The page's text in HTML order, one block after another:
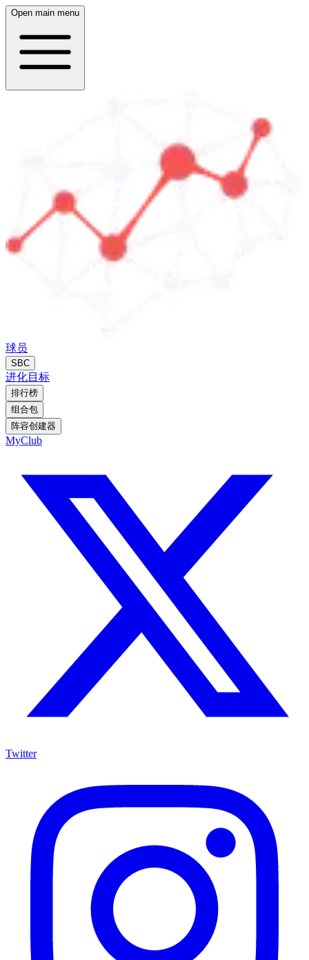
Open main menu
球员
SBC
进化目标
排行榜
组合包
阵容创建器
MyClub
Twitter